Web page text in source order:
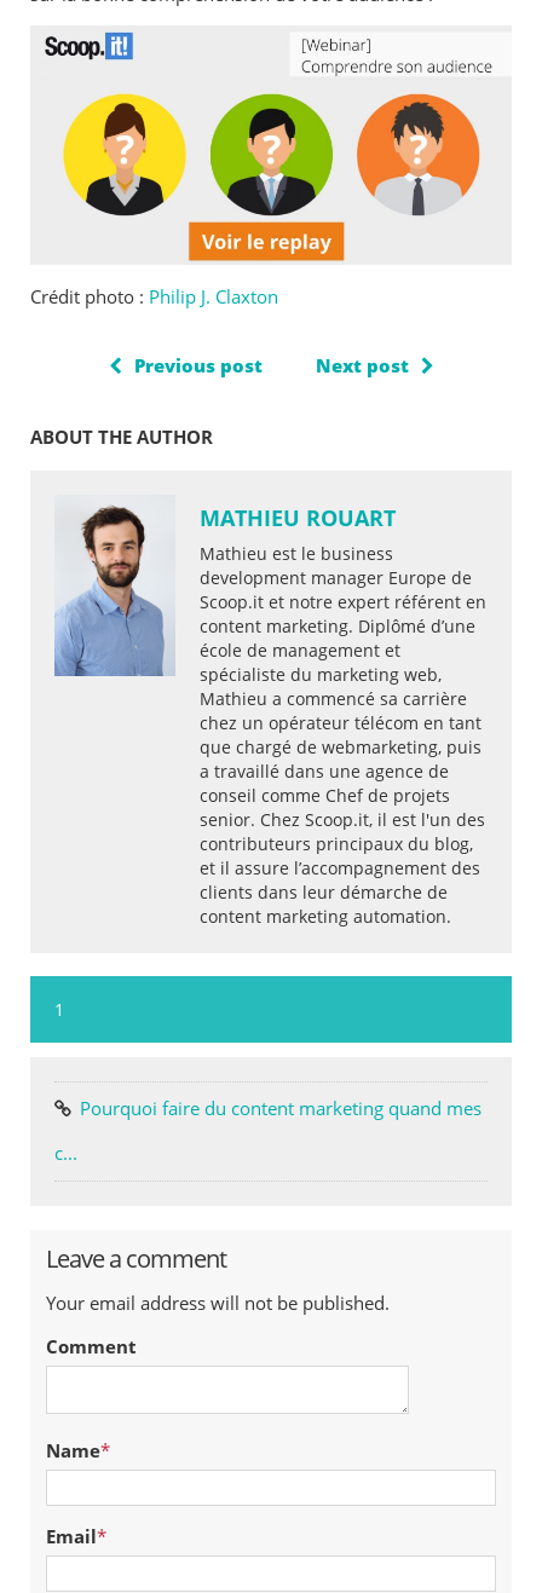
Crédit photo : Philip J. Claxton
Previous post Next post
ABOUT THE AUTHOR
MATHIEU ROUART
Mathieu est le business
development manager Europe de
Scoop.it et notre expert référent en
content marketing. Diplômé d’une
école de management et
spécialiste du marketing web,
Mathieu a commencé sa carrière
chez un opérateur télécom en tant
que chargé de webmarketing, puis
a travaillé dans une agence de
conseil comme Chef de projets
senior. Chez Scoop.it, il est l'un des
contributeurs principaux du blog,
et il assure l’accompagnement des
clients dans leur démarche de
content marketing automation.
1
Pourquoi faire du content marketing quand mes
c...
Leave a comment
Your email address will not be published.
Comment
Name*
Email*